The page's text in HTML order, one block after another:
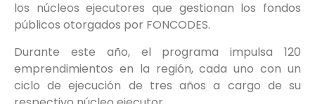
los núcleos ejecutores que gestionan los fondos
públicos otorgados por FONCODES.
Durante este año, el programa impulsa 120
emprendimientos en la región, cada uno con un
ciclo de ejecución de tres años a cargo de su